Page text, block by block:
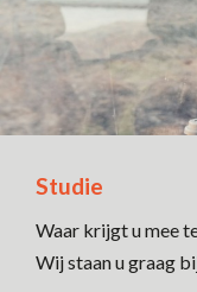
Studie
Waar krijgt u mee
Wij staan u graag